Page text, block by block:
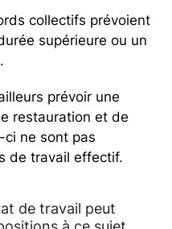
collectifs prévoient
supérieure ou un
prévoir une
restauration et de
ci ne sont pas
de travail effectif.
de travail peut